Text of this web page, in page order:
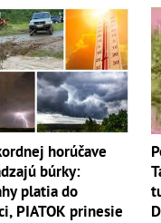
horúčave
búrky:
platia do
PIATOK prinesie